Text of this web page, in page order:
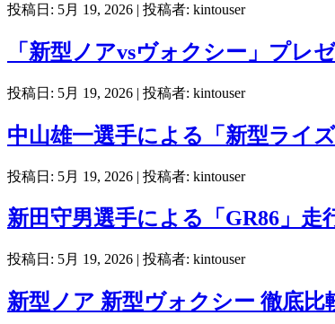
投稿日: 5月 19, 2026 | 投稿者: kintouser
「新型ノアvsヴォクシー」プレ
投稿日: 5月 19, 2026 | 投稿者: kintouser
中山雄一選手による「新型ライ
投稿日: 5月 19, 2026 | 投稿者: kintouser
新田守男選手による「GR86」走
投稿日: 5月 19, 2026 | 投稿者: kintouser
新型ノア 新型ヴォクシー 徹底比